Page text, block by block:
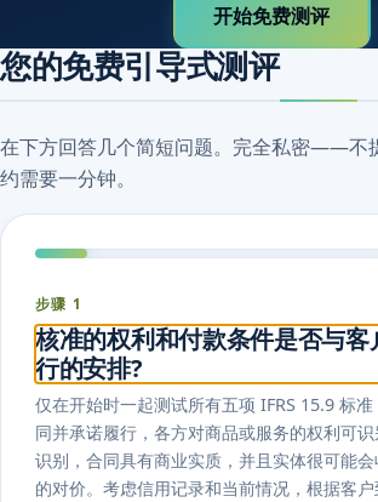
开始免费测评
您的免费引导式测评
在下方回答几个简短问题。完全私密——
约需要一分钟。
步骤 1
核准的权利和付款条件是否与客
行的安排?
仅在开始时一起测试所有五项 IFRS 15.9 标
同并承诺履行，各方对商品或服务的权利可
识别，合同具有商业实质，并且实体很可能
的对价。考虑信用记录和当前情况，根据客